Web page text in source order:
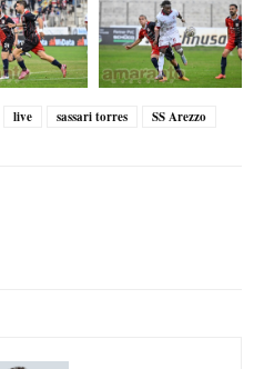
live sassari torres SS Arezzo